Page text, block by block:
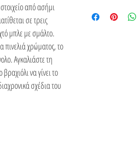
από ασήμι
σε τρεις
μπλε με σμάλτο.
πινελιά χρώματος, το
Αγκαλιάστε τη
να γίνει το
σχέδια του